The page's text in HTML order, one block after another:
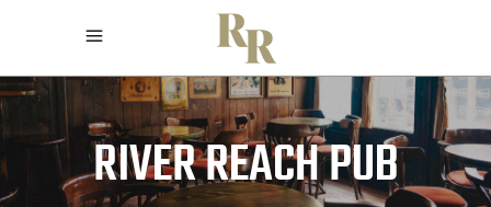
RIVER REACH PUB